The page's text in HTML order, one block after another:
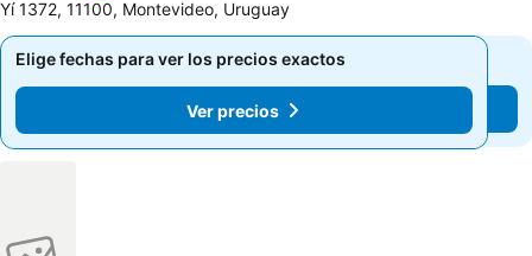
Yí 1372, 11100, Montevideo, Uruguay
Elige fechas para ver los precios exactos
Ver precios
Elige fechas para ver los precios exactos
Ver precios